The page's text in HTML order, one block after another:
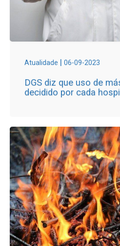
Atualidade | 06-09-2023
DGS diz que uso de
decidido por cada